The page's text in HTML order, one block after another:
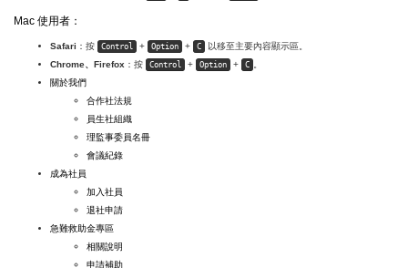
Mac 使用者：
Safari ：按 Control + Option + C
以移至主要內容顯示區。
Chrome、Firefox ：按 Control + Option + C 。
關於我們
合作社法規
員生社組織
理監事委員名冊
會議紀錄
成為社員
加入社員
退社申請
急難救助金專區
相關說明
申請補助